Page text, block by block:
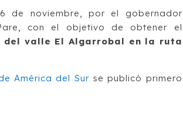
de noviembre, por el gobernador
con el objetivo de obtener el
del valle El Algarrobal en la ruta
América del Surse publicó primero